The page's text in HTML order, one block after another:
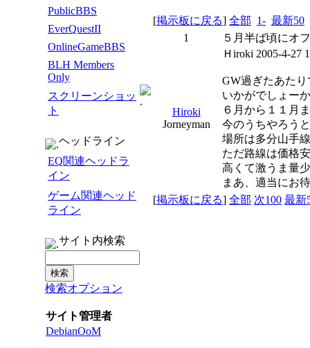
PublicBBS
EverQuestII
OnlineGameBBS
BLH Members
Only
スクリーンショッ
ト
ヘッドライン
EQ関連ヘッドラ
イン
ゲーム関連ヘッド
ライン
サイト内検索
検索オプション
サイト管理者
DebianOoM
[掲示板に戻る] 全部 1- 最新50
1
５月半ば頃にオ
Hiroki
Jorneyman
Ｈiroki 2005-4-27
GW過ぎたあた
いかがでしょーか
６月から１１月
今のうちやろう
場所は多分山手
ただ路線は価格
高くて激うま量
まあ、適当にお
[掲示板に戻る] 全部 次100 最新